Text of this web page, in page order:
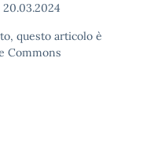
20.03.2024
questo articolo è
Commons